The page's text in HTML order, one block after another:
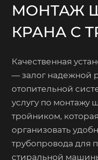
МОНТАЖ
КРАНА С
Качественная
— залог надежной
отопительной
услугу по монтажу
тройником,
организовать
трубопровода для
стиральной